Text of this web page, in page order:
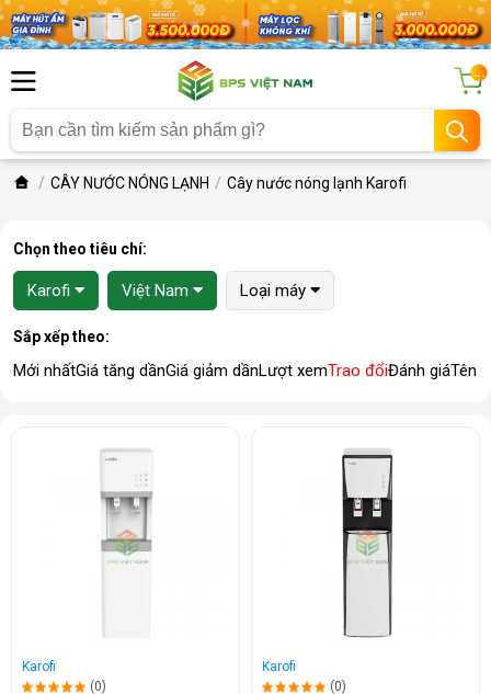
...
CÂY NƯỚC NÓNG LẠNH Cây nước nóng lạnh Karofi
Chọn theo tiêu chí:
Karofi Việt Nam Loại máy
Sắp xếp theo:
Mới nhấtGiá tăng dầnGiá giảm dầnLượt xemTrao đổiĐánh giáTên
Karofi
(0)
Karofi
(0)